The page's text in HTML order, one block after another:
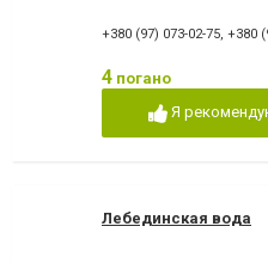
+380 (97) 073-02-75, +380
4 погано
Я
Лебединская вода